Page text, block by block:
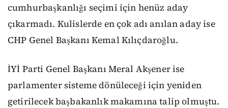
cumhurbaşkanlığı seçimi için henüz aday
çıkarmadı. Kulislerde en çok adı anılan aday ise
CHP Genel Başkanı Kemal Kılıçdaroğlu.
İYİ Parti Genel Başkanı Meral Akşener ise
parlamenter sisteme dönüleceği için yeniden
getirilecek başbakanlık makamına talip olmuştu.